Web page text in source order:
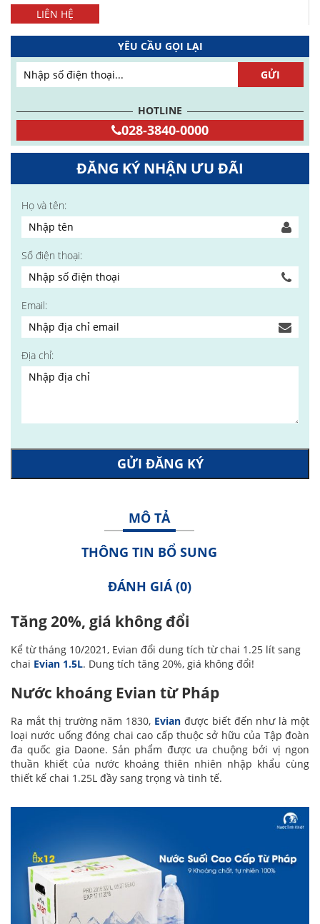
LIÊN HỆ
YÊU CẦU GỌI LẠI
HOTLINE
028-3840-0000
ĐĂNG KÝ NHẬN ƯU ĐÃI
Họ và tên:
Số điện thoại:
Email:
Địa chỉ:
GỬI ĐĂNG KÝ
MÔ TẢ
THÔNG TIN BỔ SUNG
ĐÁNH GIÁ (0)
Tăng 20%, giá không đổi
Kể từ tháng 10/2021, Evian đổi dung tích từ chai 1.25 lít sang
chai Evian 1.5L. Dung tích tăng 20%, giá không đổi!
Nước khoáng Evian từ Pháp
Ra mắt thị trường năm 1830, Evian được biết đến như là một
loại nước uống đóng chai cao cấp thuộc sở hữu của Tập đoàn
đa quốc gia Daone. Sản phẩm được ưa chuộng bởi vị ngon
thuần khiết của nước khoáng thiên nhiên nhập khẩu cùng
thiết kế chai 1.25L đầy sang trọng và tinh tế.